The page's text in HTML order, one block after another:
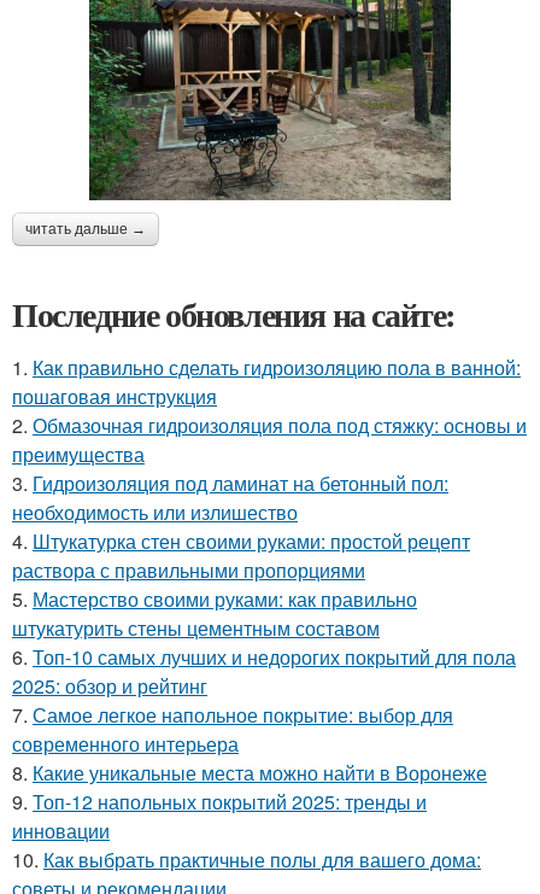
читать дальше →
Последние обновления на сайте:
1. Как правильно сделать гидроизоляцию пола в ванной:
пошаговая инструкция
2. Обмазочная гидроизоляция пола под стяжку: основы и
преимущества
3. Гидроизоляция под ламинат на бетонный пол:
необходимость или излишество
4. Штукатурка стен своими руками: простой рецепт
раствора с правильными пропорциями
5. Мастерство своими руками: как правильно
штукатурить стены цементным составом
6. Топ-10 самых лучших и недорогих покрытий для пола
2025: обзор и рейтинг
7. Самое легкое напольное покрытие: выбор для
современного интерьера
8. Какие уникальные места можно найти в Воронеже
9. Топ-12 напольных покрытий 2025: тренды и
инновации
10. Как выбрать практичные полы для вашего дома: